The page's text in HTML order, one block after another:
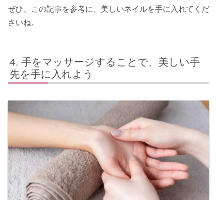
ぜひ、この記事を参考に、美しいネイルを手に入れてくだ
さいね。
手をマッサージすることで、美しい手
先を手に入れよう